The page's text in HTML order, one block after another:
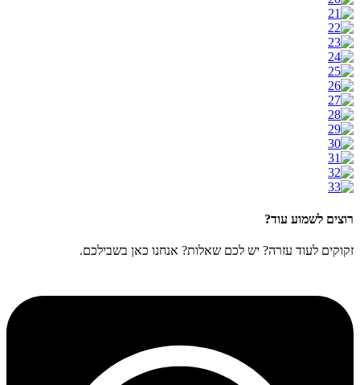
רוצים לשמוע עוד?
זקוקים לעוד עזרה? יש לכם שאלות? אנחנו כאן בשבילכם.